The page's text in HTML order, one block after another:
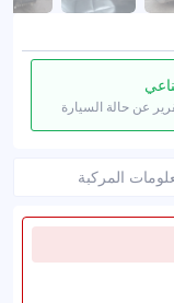
عن حالة السيارة
المركبة